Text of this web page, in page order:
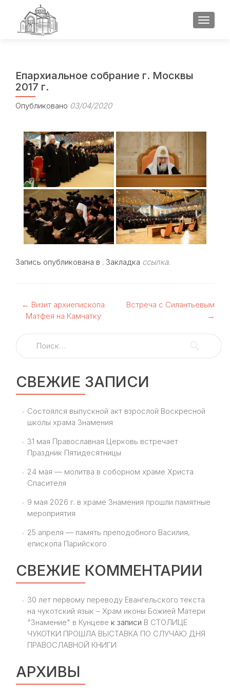
Епархиальное собрание г. Москвы
2017 г.
Опубликовано 03/04/2020
Запись опубликована в . Закладка ссылка.
Навигация
записям
← Визит архиепископа
Матфея на Камчатку
Встреча с Силантьевым
→
Найти:
СВЕЖИЕ ЗАПИСИ
Состоялся выпускной акт взрослой Воскресной
школы храма Знамения
31 мая Православная Церковь встречает
Праздник Пятидесятницы
24 мая — молитва в соборном храме Христа
Спасителя
9 мая 2026 г. в храме Знамения прошли памятные
мероприятия
25 апреля — память преподобного Василия,
епископа Парийского
СВЕЖИЕ КОММЕНТАРИИ
30 лет первому переводу Евангельского текста
на чукотский язык – Храм иконы Божией Матери
"Знамение" в Кунцеве к записи В СТОЛИЦЕ
ЧУКОТКИ ПРОШЛА ВЫСТАВКА ПО СЛУЧАЮ ДНЯ
ПРАВОСЛАВНОЙ КНИГИ
АРХИВЫ